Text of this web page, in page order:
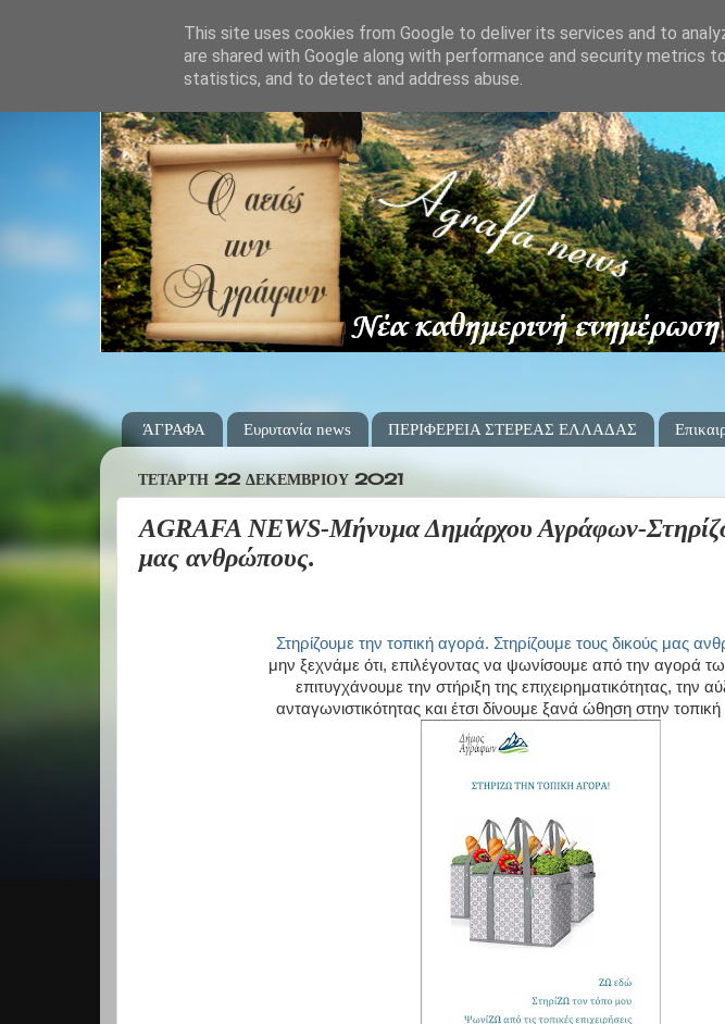
ΆΓΡΑΦΑ Ευρυτανία news ΠΕΡΙΦΕΡΕΙΑ ΣΤΕΡΕΑΣ ΕΛΛΑΔΑΣ
ΤΕΤΆΡΤΗ 22 ΔΕΚΕΜΒΡΊΟΥ 2021
AGRAFA NEWS-Μήνυμα Δημάρχου Αγράφων-
μας ανθρώπους.
Στηρίζουμε την τοπική αγορά. Στηρίζουμε τους δικούς μας
μην ξεχνάμε ότι, επιλέγοντας να ψωνίσουμε από την αγορά
επιτυγχάνουμε την στήριξη της επιχειρηματικότητας, την
ανταγωνιστικότητας και έτσι δίνουμε ξανά ώθηση στην τοπική
This site uses cookies from Google to deliver its services and to
are shared with Google along with performance and security metrics
statistics, and to detect and address abuse.